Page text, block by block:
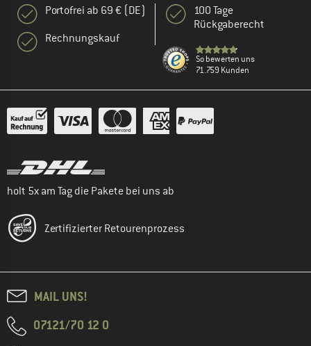
Portofrei ab 69 € (DE)
Rechnungskauf
100 Tage
Rückgaberecht
So bewerten uns
71.759 Kunden
holt 5x am Tag die Pakete bei uns ab
Zertifizierter Retourenprozess
MAIL UNS!
07121/70 12 0